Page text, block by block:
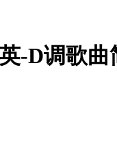
-D调歌曲